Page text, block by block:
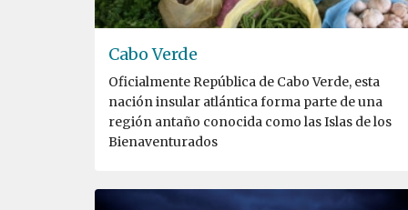
Cabo Verde
Oficialmente República de Cabo Verde, esta
nación insular atlántica forma parte de una
región antaño conocida como las Islas de los
Bienaventurados